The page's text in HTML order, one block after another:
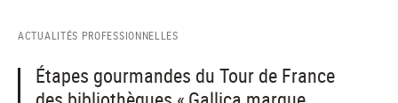
ACTUALITÉS PROFESSIONNELLES
Étapes gourmandes du Tour de France